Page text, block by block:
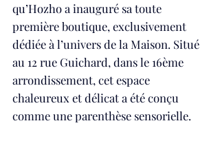
qu’Hozho a inauguré sa toute
première boutique, exclusivement
dédiée à l’univers de la Maison. Situé
au 12 rue Guichard, dans le 16ème
arrondissement, cet espace
chaleureux et délicat a été conçu
comme une parenthèse sensorielle.